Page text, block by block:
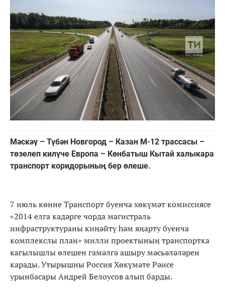
Мәскәү – Түбән Новгород – Казан М-12 трассасы –
төзелеп килүче Европа – Көнбатыш Кытай халыкара
транспорт коридорының бер өлеше.
7 июль көнне Транспорт буенча хөкүмәт комиссиясе
«2014 елга кадәрге чорда магистраль
инфраструктураны киңәйтү һәм яңарту буенча
комплекслы план» милли проектының транспортка
кагылышлы өлешен гамәлгә ашыру мәсьәләләрен
карады. Утырышны Россия Хөкүмәте Рәисе
урынбасары Андрей Белоусов алып барды.